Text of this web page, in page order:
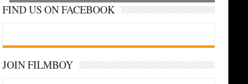
FIND US ON FACEBOOK
JOIN FILMBOY